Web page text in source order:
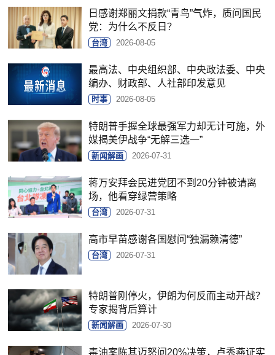
日感谢郑丽文捐款“青鸟”气炸，质问国民
党：为什么不反日？
台湾 2026-08-05
最高法、中央组织部、中央政法委、中央
编办、财政部、人社部印发意见
时事 2026-08-05
特朗普手握全球最强军力却无计可施，外
媒揭美伊战争“无解三选一”
新闻解画 2026-07-31
蒋万安拜会民进党团不到20分钟被请离
场，他看穿绿营策略
台湾 2026-07-31
高市早苗感谢各国慰问“独漏赖清德”
台湾 2026-07-31
特朗普刚停火，伊朗为何反而主动开战？
专家揭背后算计
新闻解画 2026-07-30
毒油案陈其迈怒问20%决策，卢秀燕证实